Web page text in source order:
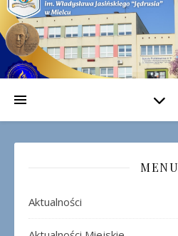
MENU
Aktualności